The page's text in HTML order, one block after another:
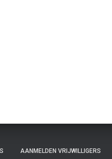
AANMELDEN VRIJWILLIGERS